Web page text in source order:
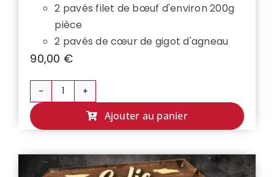
2 pavés filet de bœuf d'environ 200g
pièce
2 pavés de cœur de gigot d'agneau
90,00 €
quantité
COLIS
👑
Ajouter au panier